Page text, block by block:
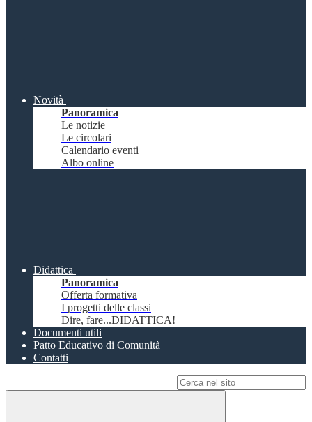
Novità
Panoramica
Le notizie
Le circolari
Calendario eventi
Albo online
Didattica
Panoramica
Offerta formativa
I progetti delle classi
Dire, fare...DIDATTICA!
Documenti utili
Patto Educativo di Comunità
Contatti